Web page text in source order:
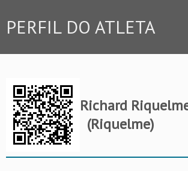
PERFIL DO ATLETA
Richard
(Riquelme)